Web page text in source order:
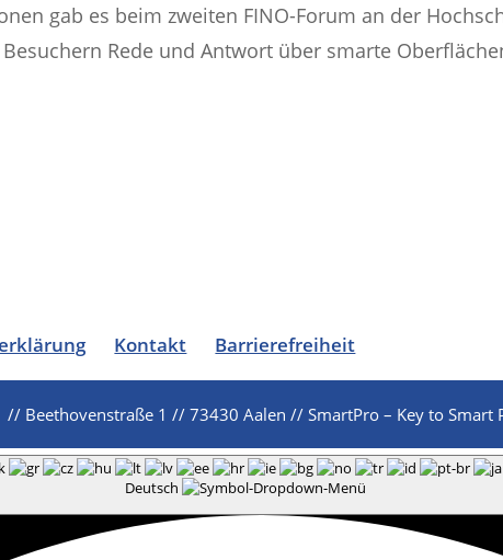
gab es beim zweiten FINO-Forum an der
Rede und Antwort über smarte
Kontakt Barrierefreiheit
// Beethovenstraße 1 // 73430 Aalen // SmartPro – Key to Smart
Deutsch